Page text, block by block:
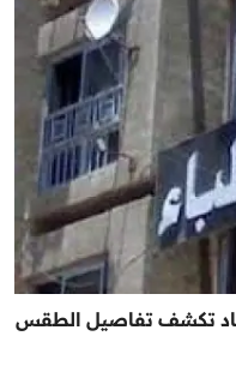
تكشف تفاصيل الطقس